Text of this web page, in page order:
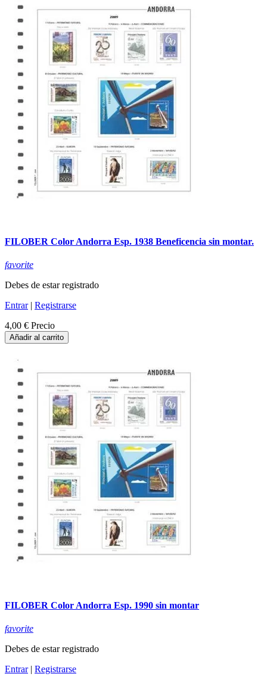
FILOBER Color Andorra Esp. 1938 Beneficencia sin montar.
favorite
Debes de estar registrado
Entrar| Registrarse
4,00 € Precio
Añadir al carrito
FILOBER Color Andorra Esp. 1990 sin montar
favorite
Debes de estar registrado
Entrar| Registrarse